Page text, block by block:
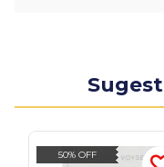
50% OFF